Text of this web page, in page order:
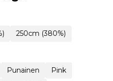
250cm (380%)
Punainen
Pink